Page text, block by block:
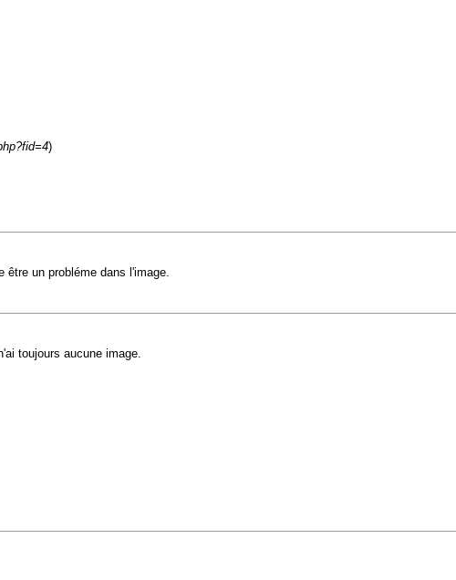
)
un probléme dans l'image.
toujours aucune image.